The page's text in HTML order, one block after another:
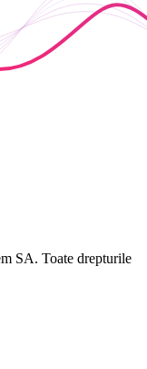
SA. Toate drepturile